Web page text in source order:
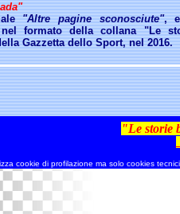
"Altre pagine sconosciute",
formato dellacollana "Le
Gazzetta dello Sport, nel 2016.
"Le storie
cookie di profilazione ma solo cookies